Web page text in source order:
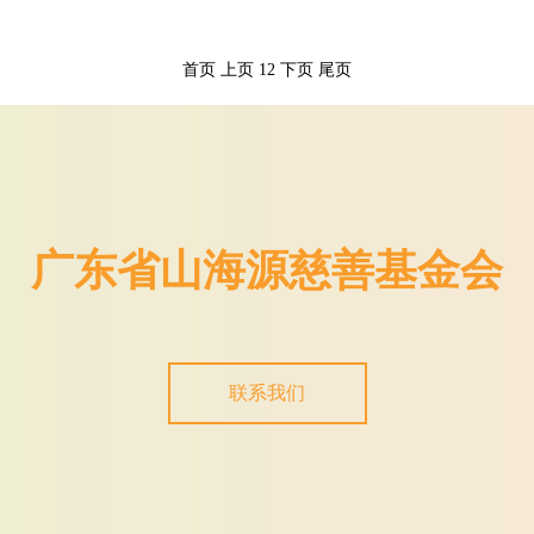
首页 上页 12 下页 尾页
广东省山海源慈善基金会
联系我们